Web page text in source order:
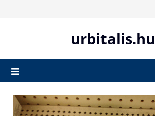
urbitalis.hu